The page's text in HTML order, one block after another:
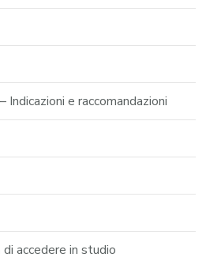
Indicazioni e raccomandazioni
accedere in studio